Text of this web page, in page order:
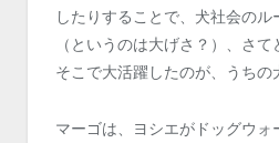
したりすることで、犬社会のル
（というのは大げさ？）、さて
そこで大活躍したのが、うちの
マーゴは、ヨシエがドッグウォ